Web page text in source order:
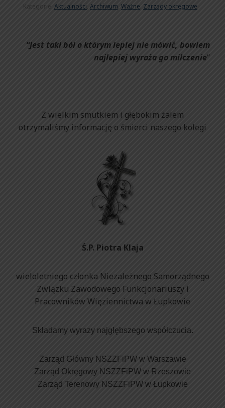
Kategorie: Aktualności, Archiwum Ważne, Zarządy okręgowe
“Jest taki ból o którym lepiej nie mówić, bowiem
najlepiej wyraża go milczenie“
Z wielkim smutkiem i głębokim żalem
otrzymaliśmy informację o śmierci naszego kolegi
Ś.P. Piotra Klaja
wieloletniego członka Niezależnego Samorządnego
Związku Zawodowego Funkcjonariuszy i
Pracowników Więziennictwa w Łupkowie
Składamy wyrazy najgłębszego współczucia.
Zarząd Główny NSZZFiPW w Warszawie
Zarząd Okręgowy NSZZFiPW w Rzeszowie
Zarząd Terenowy NSZZFiPW w Łupkowie